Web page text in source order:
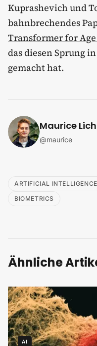
Kuprashevich und
bahnbrechendes
Transformer for
das diesen Sprung
gemacht hat.
Maurice
@maurice
ARTIFICIAL INTELLIGENCE
BIOMETRICS
Ähnliche
AI